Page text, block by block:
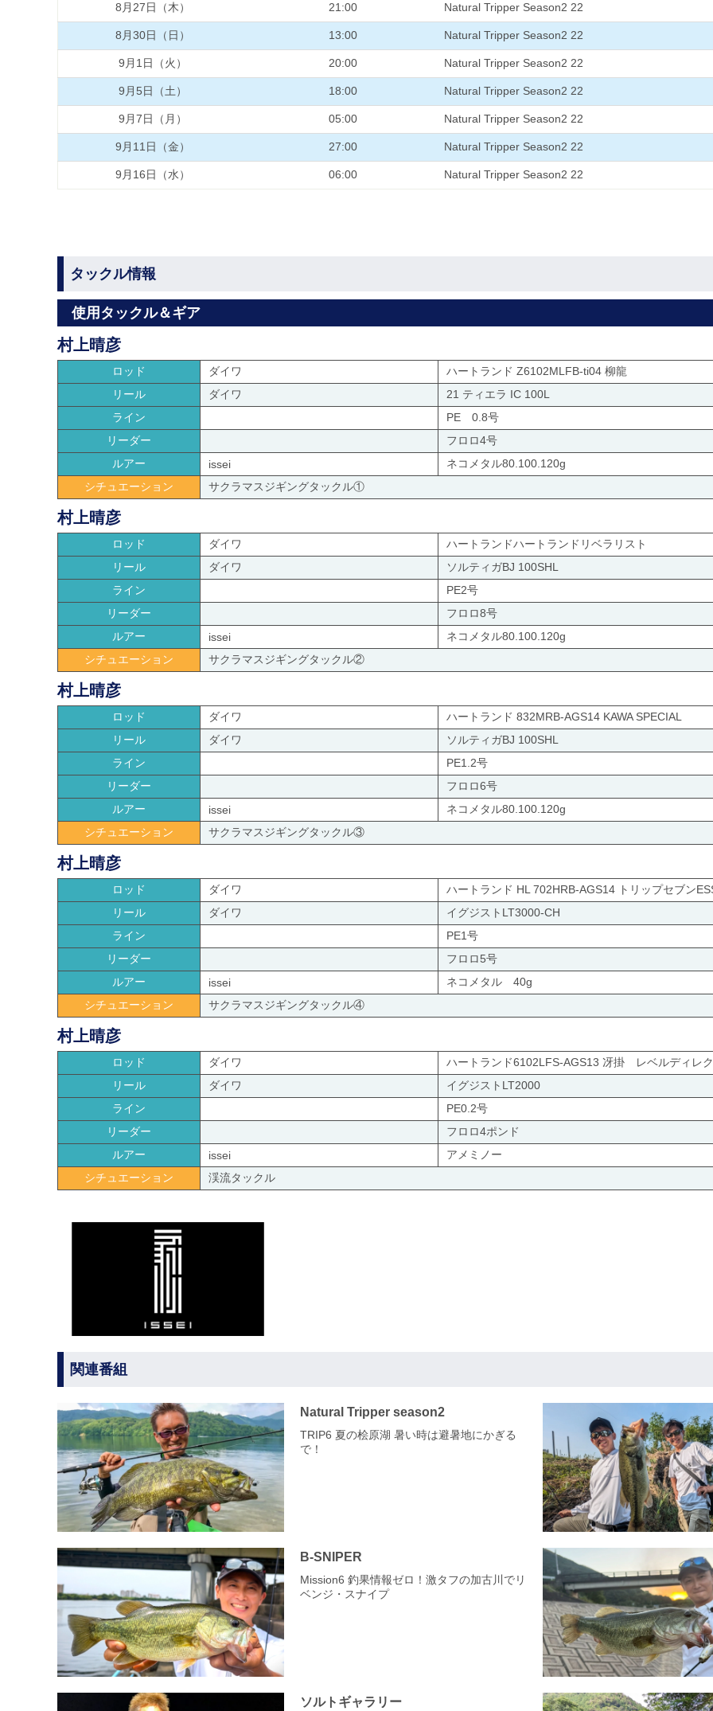
8月27日（木） 21:00 Natural Tripper Season2 22
8月30日（日） 13:00 Natural Tripper Season2 22
9月1日（火） 20:00 Natural Tripper Season2 22
9月5日（土） 18:00 Natural Tripper Season2 22
9月7日（月） 05:00 Natural Tripper Season2 22
9月11日（金） 27:00 Natural Tripper Season2 22
9月16日（水） 06:00 Natural Tripper Season2 22
タックル情報
使用タックル＆ギア
村上晴彦
ロッド ダイワ
ハートランド Z6102MLFB-ti04 柳龍
リール
ダイワ
21 ティエラ IC 100L
ライン
PE 0.8号
リーダー
フロロ4号
ルアー
issei
ネコメタル80.100.120g
シチュエーション
サクラマスジギングタックル①
村上晴彦
ロッド ダイワ
ハートランドハートランドリベラリスト
リール
ダイワ
ソルティガBJ 100SHL
ライン
PE2号
リーダー
フロロ8号
ルアー
issei
ネコメタル80.100.120g
シチュエーション
サクラマスジギングタックル②
村上晴彦
ロッド ダイワ
ハートランド 832MRB-AGS14 KAWA SPECIAL
リール
ダイワ
ソルティガBJ 100SHL
ライン
PE1.2号
リーダー
フロロ6号
ルアー
issei
ネコメタル80.100.120g
シチュエーション
サクラマスジギングタックル③
村上晴彦
ロッド ダイワ
ハートランド HL 702HRB-AGS14 トリップセブン
リール
ダイワ
イグジストLT3000-CH
ライン
PE1号
リーダー
フロロ5号
ルアー
issei
ネコメタル 40g
シチュエーション
サクラマスジギングタックル④
村上晴彦
ロッド ダイワ
ハートランド6102LFS‐AGS13 冴掛 レベルディレ
リール
ダイワ
イグジストLT2000
ライン
PE0.2号
リーダー
フロロ4ポンド
ルアー
issei
アメミノー
シチュエーション
渓流タックル
関連番組
Natural Tripper season2
TRIP6 夏の桧原湖 暑い時は避暑地にかぎる
で！
B-SNIPER
Mission6 釣果情報ゼロ！激タフの加古川でリ
ベンジ・スナイプ
ソルトギャラリー